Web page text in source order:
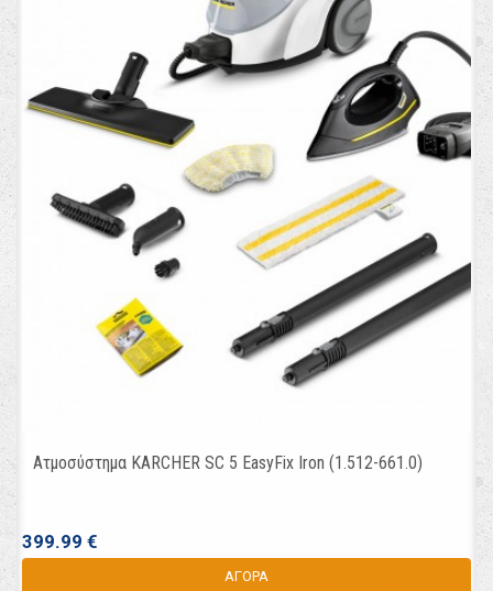
Ατμοσύστημα KARCHER SC 5 EasyFix Iron (1.512-661.0)
399.99 €
ΑΓΟΡΑ